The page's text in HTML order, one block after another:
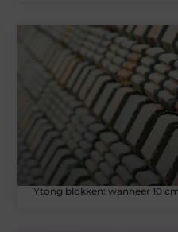
Ytong blokken: wanneer 10